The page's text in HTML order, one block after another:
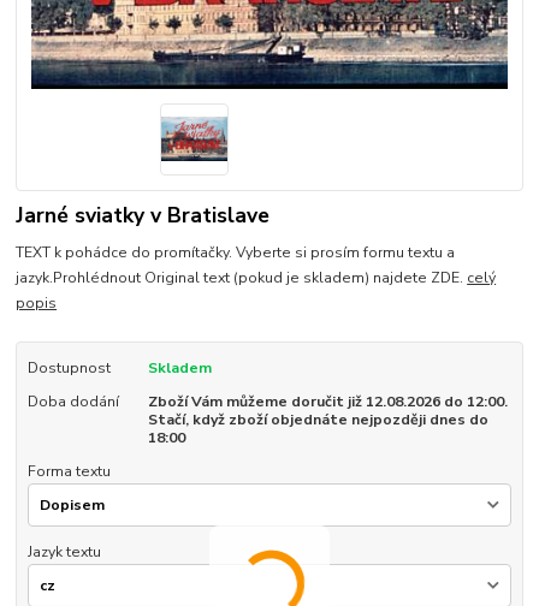
Jarné sviatky v Bratislave
TEXT k pohádce do promítačky. Vyberte si prosím formu textu a
jazyk.Prohlédnout Original text (pokud je skladem) najdete ZDE. celý
popis
Dostupnost
Skladem
Doba dodání
Zboží Vám můžeme doručit již 12.08.2026 do 12:00.
Stačí, když zboží objednáte nejpozději dnes do
18:00
Forma textu
Jazyk textu